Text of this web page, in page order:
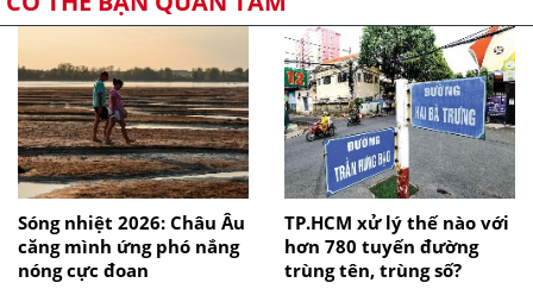
Sóng nhiệt 2026: Châu Âu
căng mình ứng phó nắng
nóng cực đoan
TP.HCM xử lý thế nào với
hơn 780 tuyến đường
trùng tên, trùng số?